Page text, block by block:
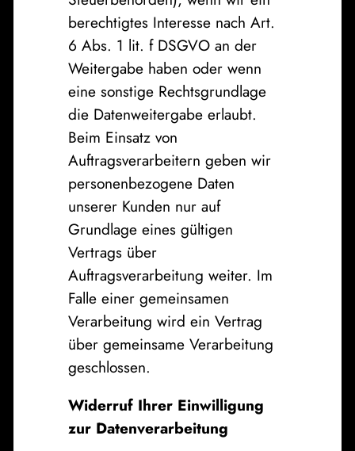
berechtigtes Interesse nach Art.
6 Abs. 1 lit. f DSGVO an der
Weitergabe haben oder wenn
eine sonstige Rechtsgrundlage
die Datenweitergabe erlaubt.
Beim Einsatz von
Auftragsverarbeitern geben wir
personenbezogene Daten
unserer Kunden nur auf
Grundlage eines gültigen
Vertrags über
Auftragsverarbeitung weiter. Im
Falle einer gemeinsamen
Verarbeitung wird ein Vertrag
über gemeinsame Verarbeitung
geschlossen.
Widerruf Ihrer Einwilligung
zur Datenverarbeitung